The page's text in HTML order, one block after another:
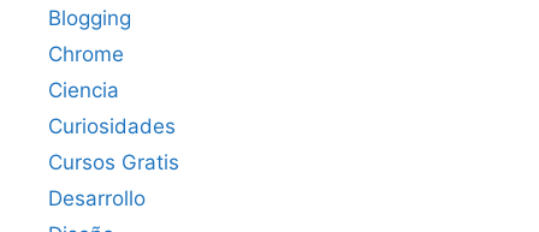
Blogging
Chrome
Ciencia
Curiosidades
Cursos Gratis
Desarrollo